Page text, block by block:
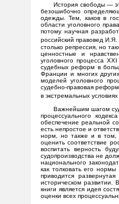
История свободы —
безошибочно
одежды. Тем, каков в
области уголовного
потому научная
российский правовед
столько репрессия, но
ценностные и
уголовного процесса
судебных реформ в
Франции и многих
моделей уголовного
судебно-правовая
в экстремальных
Важнейшим шагом
процессуального
обеспечение реальной
есть непростое и
норм, но также и в том,
оценить соответствие
воспитать верность
судопроизводства не
национального
как толковать его
приводится
историческом развитии.
книги является идея
оценки всех